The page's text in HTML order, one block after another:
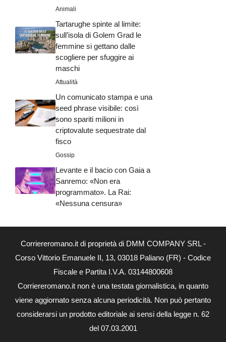
Animali
Tartarughe spinte al limite:
sull’isola di Golem Grad le
femmine si gettano dalle
scogliere per sfuggire ai
maschi
Attualità
Un comunicato stampa e una
seed phrase visibile: così
sono spariti milioni in
criptovalute sequestrate dal
fisco
Gossip
Levante e il bacio con Gaia a
Sanremo: «Non era
programmato». La Rai:
«Nessuna censura»
Corriereromano.it di proprietà di DMM COMPANY SRL -
Corso Vittorio Emanuele II, 13, 03018 Paliano (FR) - Codice
Fiscale e Partita I.V.A. 03144800608
Corriereromano.it non è una testata giornalistica, in quanto
viene aggiornato senza alcuna periodicità. Non può pertanto
considerarsi un prodotto editoriale ai sensi della legge n. 62
del 07.03.2001